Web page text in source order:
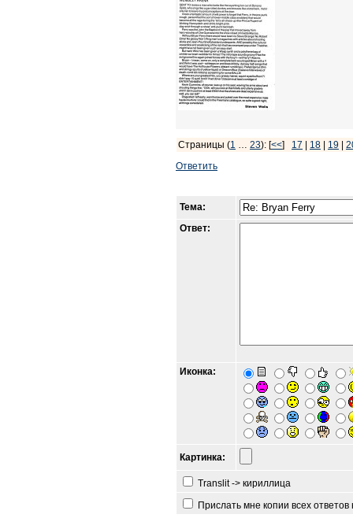
Страницы (1 … 23): [<<] 17 18 19
Ответить
Тема:
Ответ:
Иконка:
Картинка:
Translit -> кириллица
Прислать мне копии всех